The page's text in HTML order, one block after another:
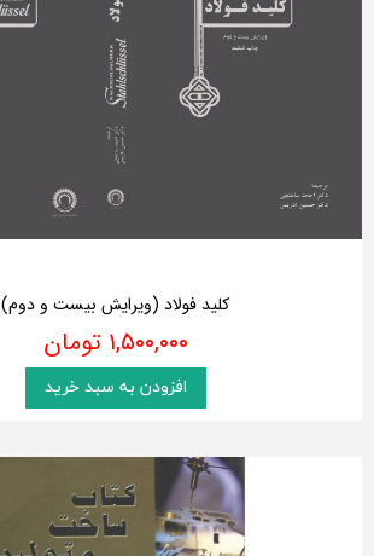
کلید فولاد (ویرایش بیست و دوم)
۱,۵۰۰,۰۰۰ تومان
افزودن به سبد خرید